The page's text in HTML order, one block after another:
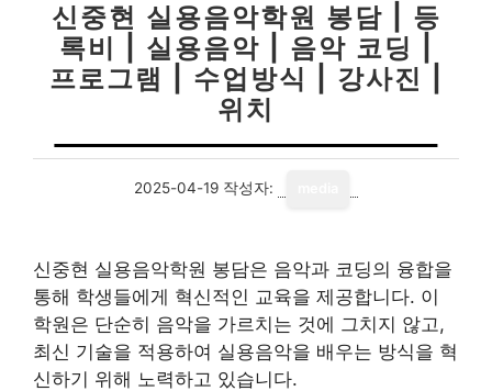
신중현 실용음악학원 봉담 | 등
록비 | 실용음악 | 음악 코딩 |
프로그램 | 수업방식 | 강사진 |
위치
2025-04-19 작성자:
신중현 실용음악학원 봉담은 음악과 코딩의 융합을
통해 학생들에게 혁신적인 교육을 제공합니다. 이
학원은 단순히 음악을 가르치는 것에 그치지 않고,
최신 기술을 적용하여 실용음악을 배우는 방식을 혁
신하기 위해 노력하고 있습니다.